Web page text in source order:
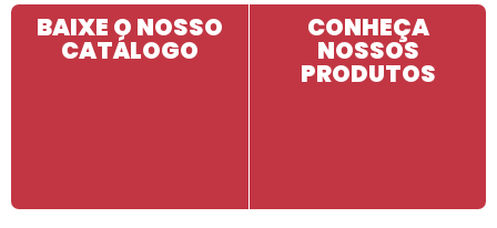
BAIXE O NOSSO
CATÁLOGO
CONHEÇA
NOSSOS
PRODUTOS